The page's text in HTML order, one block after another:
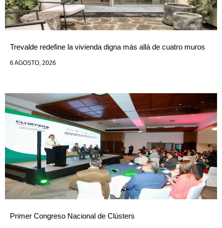
Trevalde redefine la vivienda digna más allá de cuatro muros
6 AGOSTO, 2026
Primer Congreso Nacional de Clústers